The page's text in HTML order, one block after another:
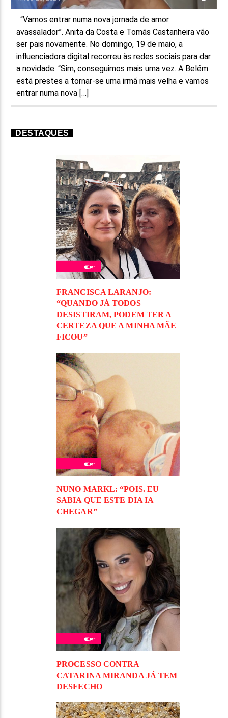
“Vamos entrar numa nova jornada de amor
avassalador”. Anita da Costa e Tomás Castanheira vão
ser pais novamente. No domingo, 19 de maio, a
influenciadora digital recorreu às redes sociais para dar
a novidade. “Sim, conseguimos mais uma vez. A Belém
está prestes a tornar-se uma irmã mais velha e vamos
entrar numa nova […]
DESTAQUES
FRANCISCA LARANJO:
“QUANDO JÁ TODOS
DESISTIRAM, PODEM TER A
CERTEZA QUE A MINHA MÃE
FICOU”
NUNO MARKL: “POIS. EU
SABIA QUE ESTE DIA IA
CHEGAR”
PROCESSO CONTRA
CATARINA MIRANDA JÁ TEM
DESFECHO